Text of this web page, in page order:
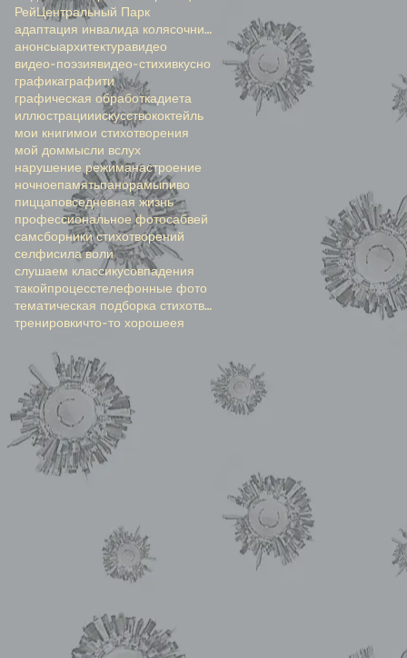
РейЦентральный Парк
адаптация инвалида колясочника
анонсыархитектуравидео
видео-поэзиявидео-стихивкусно
графикаграфити
графическая обработкадиета
иллюстрацииискусствококтейль
мои книгимои стихотворения
мой доммысли вслух
нарушение режиманастроение
ночноепамятьпанорамыпиво
пиццаповседневная жизнь
профессиональное фотосабвей
самсборники стихотворений
селфисила воли
слушаем классикусовпадения
такойпроцесстелефонные фото
тематическая подборка стихотворений
тренировкичто-то хорошеея